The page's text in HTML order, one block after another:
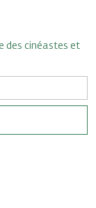
des cinéastes et